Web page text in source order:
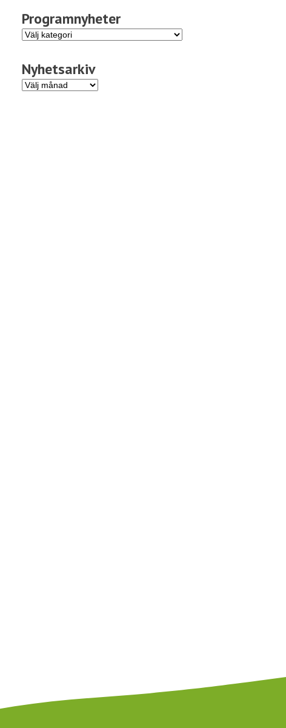
Programnyheter
Programnyheter
Nyhetsarkiv
Nyhetsarkiv